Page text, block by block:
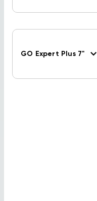
GO Expert Plus 7"